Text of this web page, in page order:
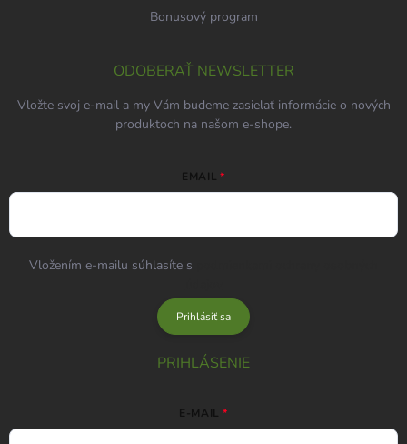
Bonusový program
ODOBERAŤ NEWSLETTER
Vložte svoj e-mail a my Vám budeme zasielať informácie o nových
produktoch na našom e-shope.
EMAIL
Vložením e-mailu súhlasíte s
Prihlásiť sa
PRIHLÁSENIE
E-MAIL